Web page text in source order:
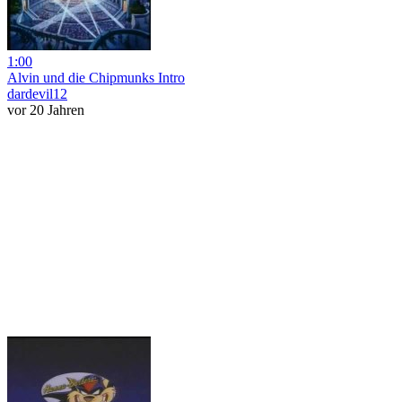
1:00
Alvin und die Chipmunks Intro
dardevil12
vor 20 Jahren